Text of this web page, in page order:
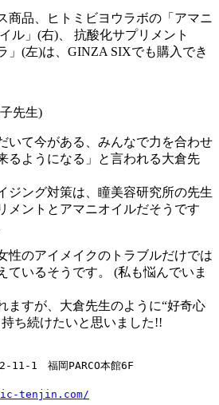
商品、ヒトミビヨウラボの「アマニ
ル」(右)、 抗酸化サプリメント
」(左)は、GINZA SIXでも購入でき
先生)
いて今がある、みんなで力を合わせ
るようになる」と言われる大倉先
ジング対策は、瞳美容研究所の先生
メントとアマニオイルだそうです
性のアイメイクのトラブルだけでは
ているそうです。 (私も悩んでいま
ますが、大倉先生のように“好奇心
ち続けたいと思いました!!
11-1　福岡PARCO本館6F
tenjin.com/